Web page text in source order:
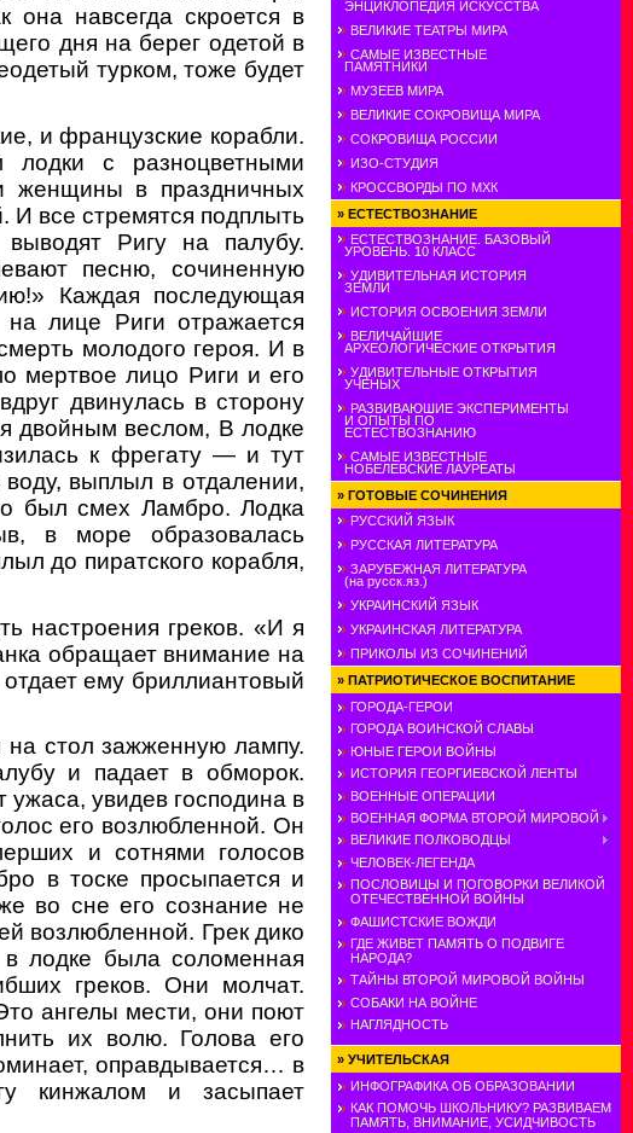
она навсегда скроется в
дня на берег одетой в
турком, тоже будет
и французские корабли.
лодки с разноцветными
женщины в праздничных
все стремятся подплыть
Ригу на палубу.
песню, сочиненную
Каждая последующая
лице Риги отражается
молодого героя. И в
мертвое лицо Риги и его
двинулась в сторону
двойным веслом, В лодке
к фрегату — и тут
выплыл в отдалении,
был смех Ламбро. Лодка
в море образовалась
до пиратского корабля,
настроения греков. «И я
обращает внимание на
отдает ему бриллиантовый
стол зажженную лампу.
и падает в обморок.
ужаса, увидев господина в
его возлюбленной. Он
и сотнями голосов
в тоске просыпается и
во сне его сознание не
возлюбленной. Грек дико
лодке была соломенная
греков. Они молчат.
ангелы мести, они поют
их волю. Голова его
оправдывается… в
кинжалом и засыпает
ЭНЦИКЛОПЕДИЯ ИСКУССТВА
ВЕЛИКИЕ ТЕАТРЫ МИРА
САМЫЕ ИЗВЕСТНЫЕ
ПАМЯТНИКИ
МУЗЕЕВ МИРА
ВЕЛИКИЕ СОКРОВИЩА МИРА
СОКРОВИЩА РОССИИ
ИЗО-СТУДИЯ
КРОССВОРДЫ ПО МХК
» ЕСТЕСТВОЗНАНИЕ
ЕСТЕСТВОЗНАНИЕ. БАЗОВЫЙ
УРОВЕНЬ. 10 КЛАСС
УДИВИТЕЛЬНАЯ ИСТОРИЯ
ЗЕМЛИ
ИСТОРИЯ ОСВОЕНИЯ ЗЕМЛИ
ВЕЛИЧАЙШИЕ
АРХЕОЛОГИЧЕСКИЕ ОТКРЫТИЯ
УДИВИТЕЛЬНЫЕ ОТКРЫТИЯ
УЧЕНЫХ
РАЗВИВАЮШИЕ ЭКСПЕРИМЕНТЫ
И ОПЫТЫ ПО
ЕСТЕСТВОЗНАНИЮ
САМЫЕ ИЗВЕСТНЫЕ
НОБЕЛЕВСКИЕ ЛАУРЕАТЫ
» ГОТОВЫЕ СОЧИНЕНИЯ
РУССКИЙ ЯЗЫК
РУССКАЯ ЛИТЕРАТУРА
ЗАРУБЕЖНАЯ ЛИТЕРАТУРА
(на русск.яз.)
УКРАИНСКИЙ ЯЗЫК
УКРАИНСКАЯ ЛИТЕРАТУРА
ПРИКОЛЫ ИЗ СОЧИНЕНИЙ
» ПАТРИОТИЧЕСКОЕ ВОСПИТАНИЕ
ГОРОДА-ГЕРОИ
ГОРОДА ВОИНСКОЙ СЛАВЫ
ЮНЫЕ ГЕРОИ ВОЙНЫ
ИСТОРИЯ ГЕОРГИЕВСКОЙ ЛЕНТЫ
ВОЕННЫЕ ОПЕРАЦИИ
ВОЕННАЯ ФОРМА ВТОРОЙ МИРОВОЙ
ВЕЛИКИЕ ПОЛКОВОДЦЫ
ЧЕЛОВЕК-ЛЕГЕНДА
ПОСЛОВИЦЫ И ПОГОВОРКИ ВЕЛИКОЙ
ОТЕЧЕСТВЕННОЙ ВОЙНЫ
ФАШИСТСКИЕ ВОЖДИ
ГДЕ ЖИВЕТ ПАМЯТЬ О ПОДВИГЕ
НАРОДА?
ТАЙНЫ ВТОРОЙ МИРОВОЙ ВОЙНЫ
СОБАКИ НА ВОЙНЕ
НАГЛЯДНОСТЬ
» УЧИТЕЛЬСКАЯ
ИНФОГРАФИКА ОБ ОБРАЗОВАНИИ
КАК ПОМОЧЬ ШКОЛЬНИКУ? РАЗВИВАЕМ
ПАМЯТЬ, ВНИМАНИЕ, УСИДЧИВОСТЬ